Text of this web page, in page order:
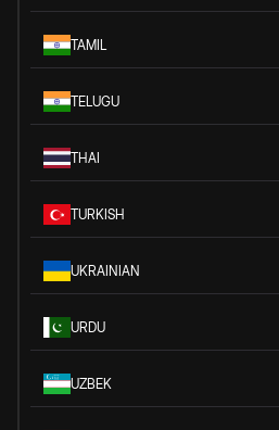
TAMIL
TELUGU
THAI
TURKISH
UKRAINIAN
URDU
UZBEK